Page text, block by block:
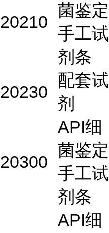
20210
菌鉴定
手工试
剂条
20230
配套试
剂
20300
API细
菌鉴定
手工试
剂条
API细